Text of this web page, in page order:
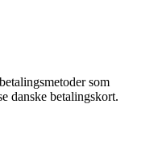
som
danske betalingskort.